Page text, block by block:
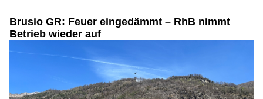
Brusio GR: Feuer eingedämmt – RhB nimmt
Betrieb wieder auf